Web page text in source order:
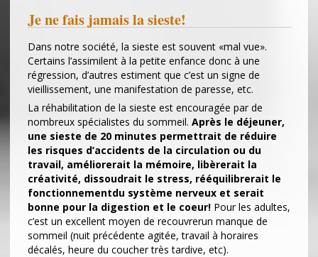
Je ne fais jamais la sieste!
Dans notre société, la sieste est souvent «mal vue».
Certains l’assimilent à la petite enfance donc à une
régression, d’autres estiment que c’est un signe de
vieillissement, une manifestation de paresse, etc.
La réhabilitation de la sieste est encouragée par de
nombreux spécialistes du sommeil. Après le déjeuner,
une sieste de 20 minutes permettrait de réduire
les risques d’accidents de la circulation ou du
travail, améliorerait la mémoire, libèrerait la
créativité, dissoudrait le stress, rééquilibrerait le
fonctionnementdu système nerveux et serait
bonne pour la digestion et le coeur! Pour les adultes,
c’est un excellent moyen de recouvrerun manque de
sommeil (nuit précédente agitée, travail à horaires
décalés, heure du coucher très tardive, etc).